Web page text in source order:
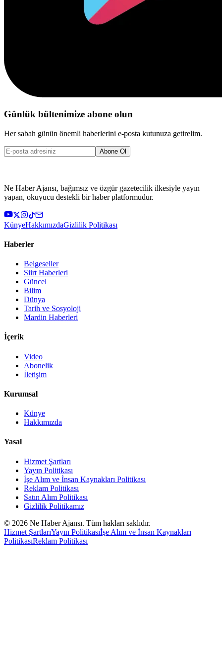
Günlük bültenimize abone olun
Her sabah günün önemli haberlerini e-posta kutunuza getirelim.
Abone Ol
Ne Haber Ajansı, bağımsız ve özgür gazetecilik ilkesiyle yayın
yapan, okuyucu destekli bir haber platformudur.
KünyeHakkımızdaGizlilik Politikası
Haberler
Belgeseller
Siirt Haberleri
Güncel
Bilim
Dünya
Tarih ve Sosyoloji
Mardin Haberleri
İçerik
Video
Abonelik
İletişim
Kurumsal
Künye
Hakkımızda
Yasal
Hizmet Şartları
Yayın Politikası
İşe Alım ve İnsan Kaynakları Politikası
Reklam Politikası
Satın Alım Politikası
Gizlilik Politikamız
© 2026 Ne Haber Ajansı. Tüm hakları saklıdır.
Hizmet ŞartlarıYayın Politikasıİşe Alım ve İnsan Kaynakları
PolitikasıReklam Politikası